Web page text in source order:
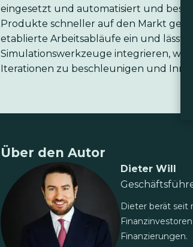
eingesetzt und automatisiert und
Produkte schneller auf den Markt
etablierte Arbeitsabläufe ein und lässt
Simulationswerkzeuge integrieren,
Iterationen zu beschleunigen und
Über den Autor
Dieter Will
Dieter berät seit
Finanzierungen.